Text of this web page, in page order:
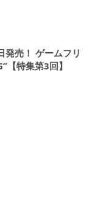
売！ ゲームフリ
【特集第3回】